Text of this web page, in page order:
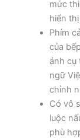
mức
hiển thị
Phím
của
ảnh cụ
ngữ
chỉnh
Có vô
luộc
phù